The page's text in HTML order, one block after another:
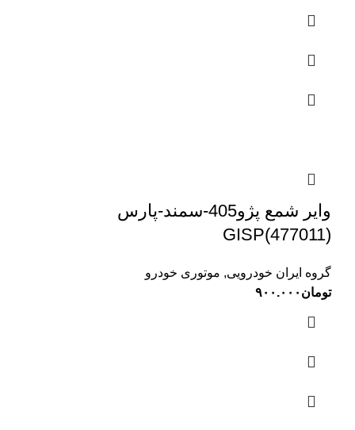
وایر شمع پژو405-سمند-پارس
GISP(477011)
گروه ایران خودرویی, موتوری خودرو
تومان ۹۰۰.۰۰۰